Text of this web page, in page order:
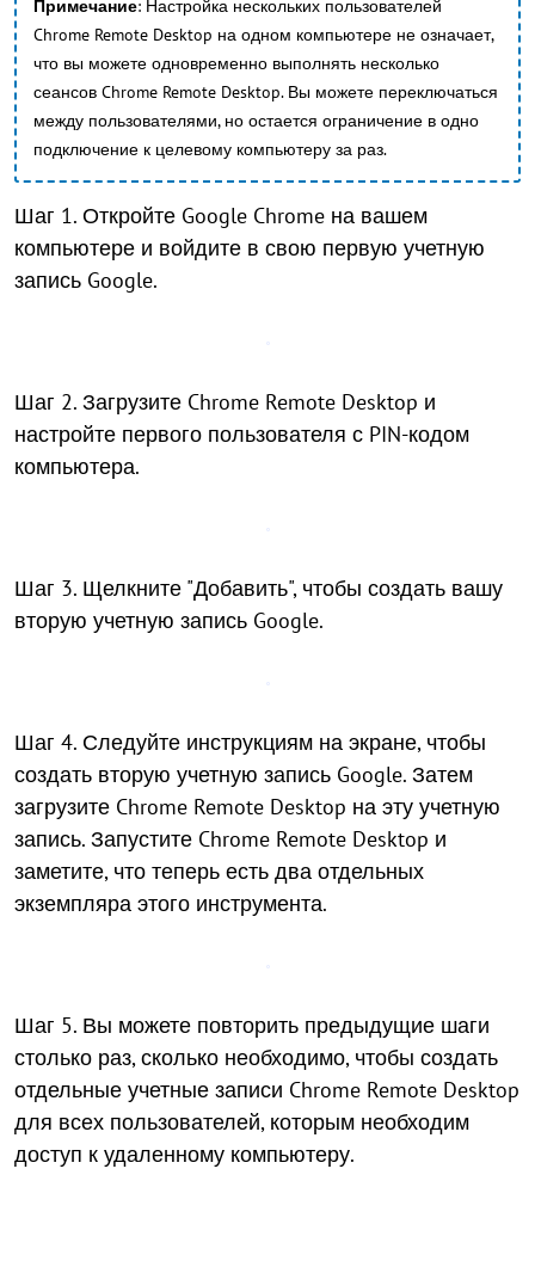
Примечание: Настройка нескольких пользователей
Chrome Remote Desktop на одном компьютере не означает,
что вы можете одновременно выполнять несколько
сеансов Chrome Remote Desktop. Вы можете переключаться
между пользователями, но остается ограничение в одно
подключение к целевому компьютеру за раз.
Шаг 1. Откройте Google Chrome на вашем
компьютере и войдите в свою первую учетную
запись Google.
Шаг 2. Загрузите Chrome Remote Desktop и
настройте первого пользователя с PIN-кодом
компьютера.
Шаг 3. Щелкните "Добавить", чтобы создать вашу
вторую учетную запись Google.
Шаг 4. Следуйте инструкциям на экране, чтобы
создать вторую учетную запись Google. Затем
загрузите Chrome Remote Desktop на эту учетную
запись. Запустите Chrome Remote Desktop и
заметите, что теперь есть два отдельных
экземпляра этого инструмента.
Шаг 5. Вы можете повторить предыдущие шаги
столько раз, сколько необходимо, чтобы создать
отдельные учетные записи Chrome Remote Desktop
для всех пользователей, которым необходим
доступ к удаленному компьютеру.